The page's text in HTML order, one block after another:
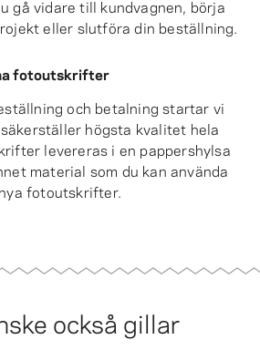
gå vidare till kundvagnen, börja
eller slutföra din beställning.
fotoutskrifter
och betalning startar vi
högsta kvalitet hela
levereras i en pappershylsa
material som du kan använda
fotoutskrifter.
också gillar